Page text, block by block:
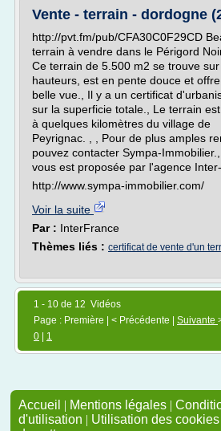
Vente - terrain - dordogne
http://pvt.fm/pub/CFA30C0F29CD
terrain à vendre dans le Périgord
Ce terrain de 5.500 m2 se trouve
hauteurs, est en pente douce et
belle vue., Il y a un certificat
sur la superficie totale., Le terrain
à quelques kilomètres du village de
Peyrignac. , , Pour de plus amples
pouvez contacter Sympa-
vous est proposée par l'agence
http://www.sympa-immobilier.com/
Voir la suite
Par : InterFrance
Thèmes liés : certificat de vente d'un
1 - 10 de 12 Vidéos
Page : Première | < Précédente | Suivante
0
1
Accueil | Mentions légales |
d'utilisation | Utilisation des cookies